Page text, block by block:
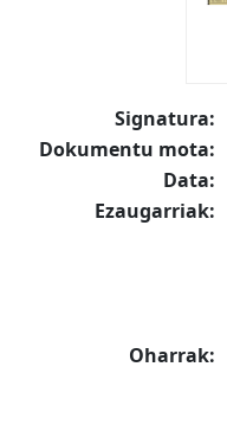
Signatura:
Dokumentu mota:
Data:
Ezaugarriak:
Oharrak: